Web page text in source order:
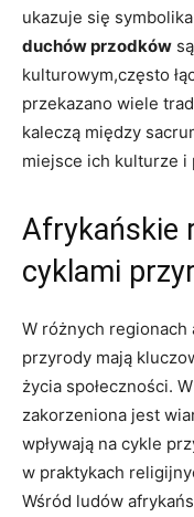
ukazuje się
duchów przodków
kulturowym,często
przekazano wiele
kaleczą między
miejsce ich kulturze i
Afrykańskie
cyklami
W różnych regionach
przyrody mają
życia społeczności.
zakorzeniona jest
wpływają na cykle
w praktykach
Wśród ludów